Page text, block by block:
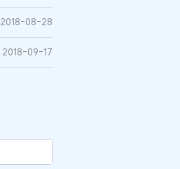
2018-08-28
2018-09-17